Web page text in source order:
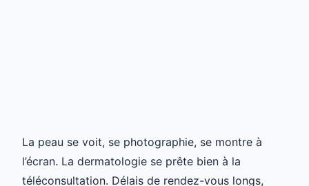
La peau se voit, se photographie, se montre à
l’écran. La dermatologie se prête bien à la
téléconsultation. Délais de rendez-vous longs,